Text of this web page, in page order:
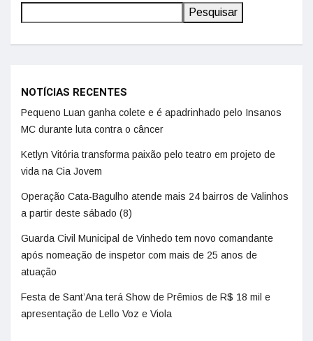
Pesquisar
NOTÍCIAS RECENTES
Pequeno Luan ganha colete e é apadrinhado pelo Insanos
MC durante luta contra o câncer
Ketlyn Vitória transforma paixão pelo teatro em projeto de
vida na Cia Jovem
Operação Cata-Bagulho atende mais 24 bairros de Valinhos
a partir deste sábado (8)
Guarda Civil Municipal de Vinhedo tem novo comandante
após nomeação de inspetor com mais de 25 anos de
atuação
Festa de Sant’Ana terá Show de Prêmios de R$ 18 mil e
apresentação de Lello Voz e Viola